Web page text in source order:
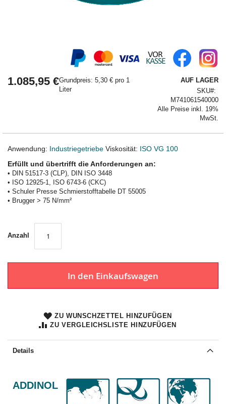
1.085,95 €Grundpreis: 5,30 € pro 1
Liter
AUF LAGER
SKU
M741061540000
Alle Preise inkl. 19%
MwSt.
Anwendung: Industriegetriebe Viskosität: ISO VG 100
Erfüllt und übertrifft die Anforderungen an:
• DIN 51517-3 (CLP), DIN ISO 3448
• ISO 12925-1, ISO 6743-6 (CKC)
• Schuler Presse Schmierstofftabelle DT 55005
• Brugger > 75 N/mm²
Anzahl
In den Einkaufswagen
ZU WUNSCHZETTEL HINZUFÜGEN
ZU VERGLEICHSLISTE HINZUFÜGEN
der
Bildergalerie
Details
ADDINOL